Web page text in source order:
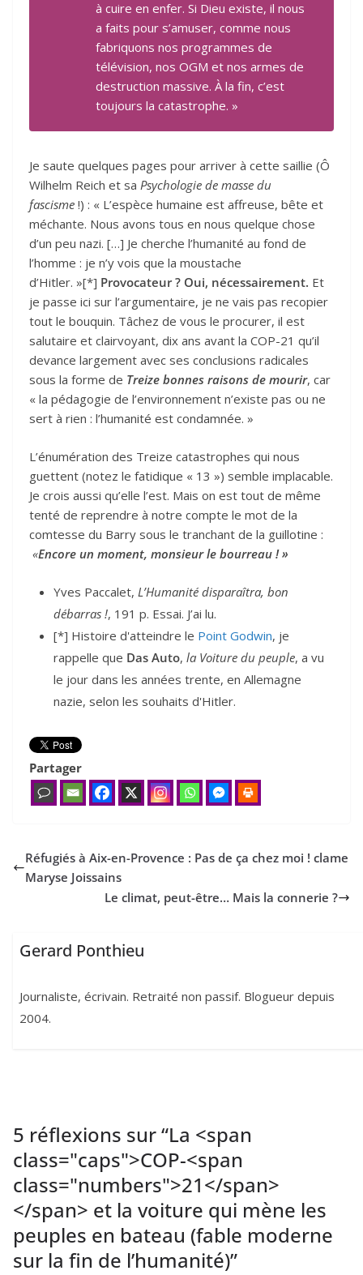
à cuire en enfer. Si Dieu existe, il nous
a faits pour s’amuser, comme nous
fabriquons nos programmes de
télévision, nos OGM et nos armes de
destruction massive. À la fin, c’est
toujours la catastrophe. »
Je saute quelques pages pour arriver à cette saillie (Ô
Wilhelm Reich et sa Psychologie de masse du
fascisme !) : « L’espèce humaine est affreuse, bête et
méchante. Nous avons tous en nous quelque chose
d’un peu nazi. […] Je cherche l’humanité au fond de
l’homme : je n’y vois que la moustache
d’Hitler. »[*] Provocateur ? Oui, nécessairement. Et
je passe ici sur l’argumentaire, je ne vais pas recopier
tout le bouquin. Tâchez de vous le procurer, il est
salutaire et clairvoyant, dix ans avant la COP-21 qu’il
devance largement avec ses conclusions radicales
sous la forme de Treize bonnes raisons de mourir, car
« la pédagogie de l’environnement n’existe pas ou ne
sert à rien : l’humanité est condamnée. »
L’énumération des Treize catastrophes qui nous
guettent (notez le fatidique « 13 ») semble implacable.
Je crois aussi qu’elle l’est. Mais on est tout de même
tenté de reprendre à notre compte le mot de la
comtesse du Barry sous le tranchant de la guillotine :
«Encore un moment, monsieur le bourreau ! »
Yves Paccalet, L’Humanité disparaîtra, bon
débarras !, 191 p. Essai. J’ai lu.
[*] Histoire d'atteindre le Point Godwin, je
rappelle que Das Auto, la Voiture du peuple, a vu
le jour dans les années trente, en Allemagne
nazie, selon les souhaits d'Hitler.
Partager
Réfugiés à Aix-en-Provence : Pas de ça chez moi ! clame
Maryse Joissains
Le climat, peut-être… Mais la connerie ?
Gerard Ponthieu
Journaliste, écrivain. Retraité non passif. Blogueur depuis
2004.
5 réflexions sur “La <span
class="caps">COP-<span
class="numbers">21</span>
</span> et la voiture qui mène les
peuples en bateau (fable moderne
sur la fin de l’humanité)”